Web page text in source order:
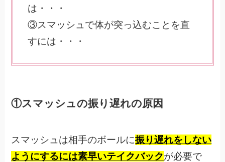
は・・・
③スマッシュで体が突っ込むことを直
すには・・・
①スマッシュの振り遅れの原因
スマッシュは相手のボールに振り遅れをしない
ようにするには素早いテイクバックが必要で